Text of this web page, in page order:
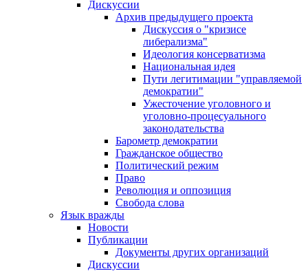
Дискуссии
Архив предыдущего проекта
Дискуссия о "кризисе
либерализма"
Идеология консерватизма
Национальная идея
Пути легитимации "управляемой
демократии"
Ужесточение уголовного и
уголовно-процесуального
законодательства
Барометр демократии
Гражданское общество
Политический режим
Право
Революция и оппозиция
Свобода слова
Язык вражды
Новости
Публикации
Документы других организаций
Дискуссии